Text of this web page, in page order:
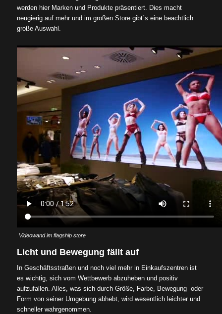
werden hier Marken und Produkte präsentiert. Dies macht
neugierig auf mehr und im großen Store gibt´s eine beachtlich
große Auswahl.
Videowand im flagship store
Licht und Bewegung fällt auf
In Geschäftsstraßen und noch viel mehr in Einkaufszentren ist
es wichtig, sich vom Wettbewerb abzuheben und positiv
aufzufallen. Alles, was sich durch Größe, Farbe, Bewegung oder
Form von seiner Umgebung abhebt, wird wesentlich leichter und
schneller wahrgenommen.